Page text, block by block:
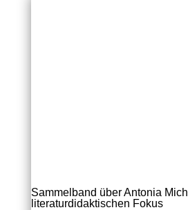
Sammelband über Antonia
literaturdidaktischen Fokus